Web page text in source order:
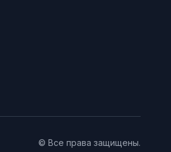
© Все права защищены.